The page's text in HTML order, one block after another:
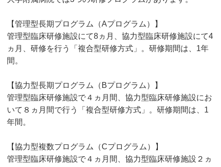
【管理型長期プログラム（Aプログラム）】
管理型臨床研修施設にて8ヵ月、協力型臨床研修施設にて4
ヵ月、研修を行う「複合型研修方式」。研修期間は、1年
間。
【協力型長期プログラム（Bプログラム）】
管理型臨床研修施設で４ヵ月間、協力型臨床研修施設にお
いて８ヵ月間で行う「複合型研修方式」。研修期間は、1
年間。
【協力型複数プログラム（Cプログラム）】
管理型臨床研修施設で４ヵ月間、協力型臨床研修施設２ヵ